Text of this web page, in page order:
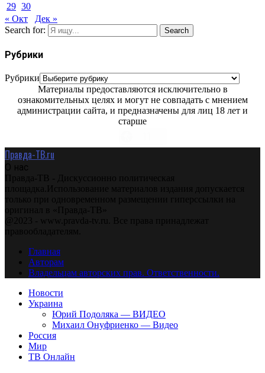
29 30
« Окт
Дек »
Search for:
Search
Рубрики
Рубрики
Материалы предоставляются исключительно в
ознакомительных целях и могут не совпадать с мнением
администрации сайта, и предназначены для лиц 18 лет и
старше
Правда-ТВ.ru
О нас
Правда-ТВ - Дискуссионно политическая
площадка.Использование материалов издания допускается
только при одновременном размещении гиперссылки на
оригинал в «Правда-ТВ»
@2023 - www.pravda-tv.ru. Все права принадлежат
правообладателям.
Главная
Авторам
Владельцам авторских прав. Ответственности.
Новости
Украина
Юрий Подоляка — ВИДЕО
Михаил Онуфриенко — Видео
Россия
Мир
ТВ Онлайн